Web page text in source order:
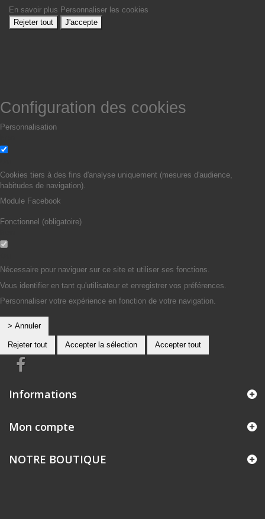
En savoir plus Personnaliser les cookies
Rejeter tout
J'accepte
Configuration des cookies
Personnalisation
Cookies tiers à des fins d'analyse uniquement (mesures d'audience,
habitudes de navigation).
Module Facebook
Fonctionnel (obligatoire)
Nécessaire pour naviguer sur ce site et utiliser ses fonctions.
Vous identifier en tant qu'utilisateur et enregistrer vos préférences.
Personnaliser votre expérience en fonction de votre navigation.
> Annuler
Rejeter tout Accepter la sélection Accepter tout
Informations
Mon compte
NOTRE BOUTIQUE